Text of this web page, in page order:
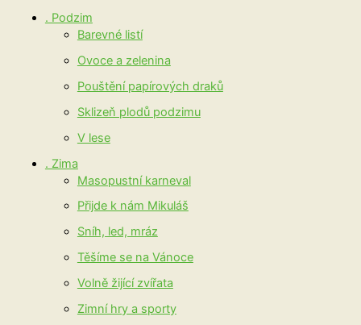
. Podzim
Barevné listí
Ovoce a zelenina
Pouštění papírových draků
Sklizeň plodů podzimu
V lese
. Zima
Masopustní karneval
Přijde k nám Mikuláš
Sníh, led, mráz
Těšíme se na Vánoce
Volně žijící zvířata
Zimní hry a sporty